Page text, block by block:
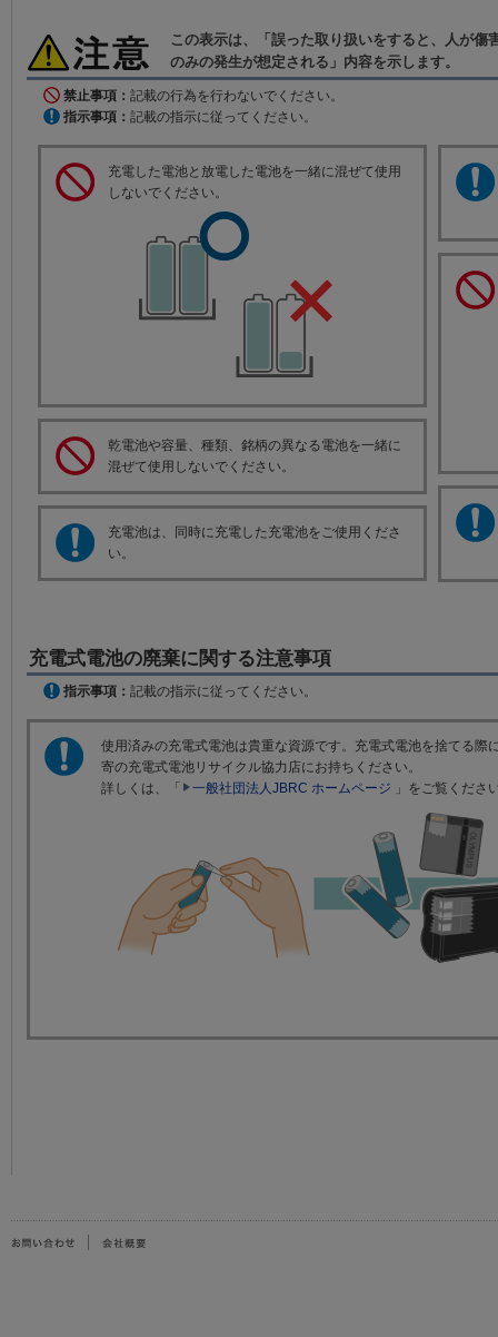
この表示は、「誤った取り扱いをすると、人が
のみの発生が想定される」内容を示します。
禁止事項： 記載の行為を行わないでください。
指示事項： 記載の指示に従ってください。
充電した電池と放電した電池を一緒に混ぜて使用
しないでください。
乾電池や容量、種類、銘柄の異なる電池を一緒に
混ぜて使用しないでください。
充電池は、同時に充電した充電池をご使用くださ
い。
充電式電池の廃棄に関する注意事項
指示事項： 記載の指示に従ってください。
使用済みの充電式電池は貴重な資源です。充電式電池を捨てる際
寄の充電式電池リサイクル協力店にお持ちください。
詳しくは、「
一般社団法人JBRC ホームページ 」をご覧くださ